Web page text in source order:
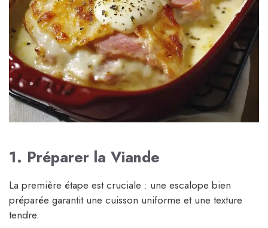
1. Préparer la Viande
La première étape est cruciale : une escalope bien
préparée garantit une cuisson uniforme et une texture
tendre.